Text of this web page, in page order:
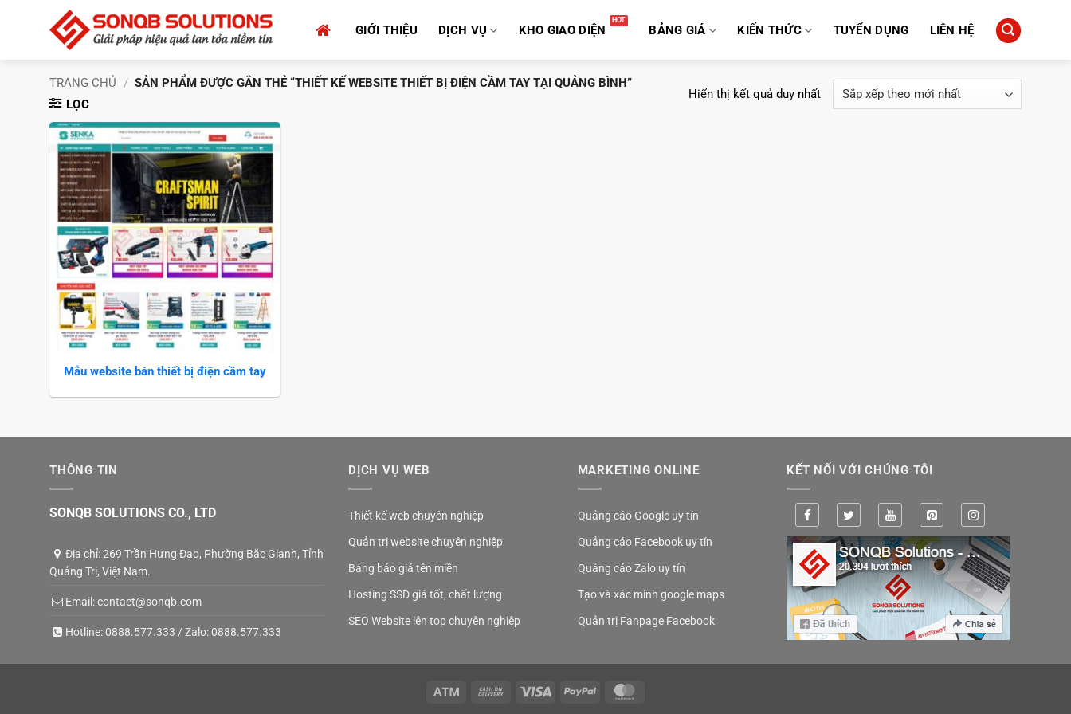
GIỚI THIỆU DỊCH VỤ KHO GIAO DIỆN BẢNG GIÁ KIẾN THỨC TUYỂN DỤNG LIÊN HỆ
TRANG CHỦ / SẢN PHẨM ĐƯỢC GẮN THẺ “THIẾT KẾ WEBSITE THIẾT BỊ ĐIỆN CẦM TAY TẠI QUẢNG BÌNH”
LỌC
Hiển thị kết quả duy nhất
Mẫu website bán thiết bị điện cầm tay
THÔNG TIN
SONQB SOLUTIONS CO., LTD
Địa chỉ: 269 Trần Hưng Đạo, Phường Bắc Gianh, Tỉnh
Quảng Trị, Việt Nam.
Email:contact@sonqb.com
Hotline:0888.577.333 / Zalo:0888.577.333
DỊCH VỤ WEB
Thiết kế web chuyên nghiệp
Quản trị website chuyên nghiệp
Bảng báo giá tên miền
Hosting SSD giá tốt, chất lượng
SEO Website lên top chuyên nghiệp
MARKETING ONLINE
Quảng cáo Google uy tín
Quảng cáo Facebook uy tín
Quảng cáo Zalo uy tín
Tạo và xác minh google maps
Quản trị Fanpage Facebook
KẾT NỐI VỚI CHÚNG TÔI
Atm
Cash
Visa PayPal